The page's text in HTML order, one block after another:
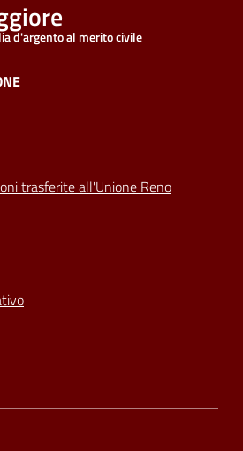
d'argento al merito civile
trasferite all'Unione Reno